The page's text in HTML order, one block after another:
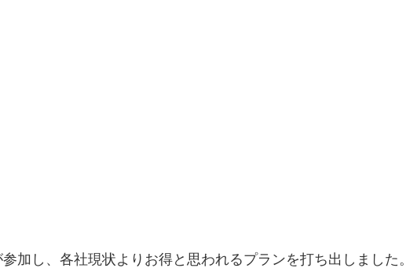
加し、各社現状よりお得と思われるプランを打ち出しました。